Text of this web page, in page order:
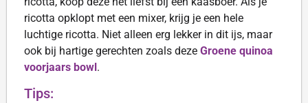
ricotta opklopt met een mixer, krijg je een hele
luchtige ricotta. Niet alleen erg lekker in dit ijs, maar
ook bij hartige gerechten zoals deze Groene quinoa
voorjaars bowl.
Tips: